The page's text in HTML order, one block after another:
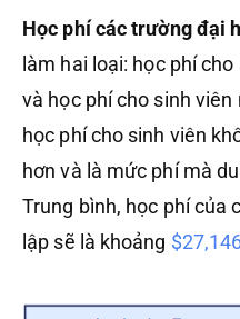
Học phí các trường đại
làm hai loại: học phí
và học phí cho sinh
học phí cho sinh viên
hơn và là mức phí mà
Trung bình, học phí của
lập sẽ là khoảng